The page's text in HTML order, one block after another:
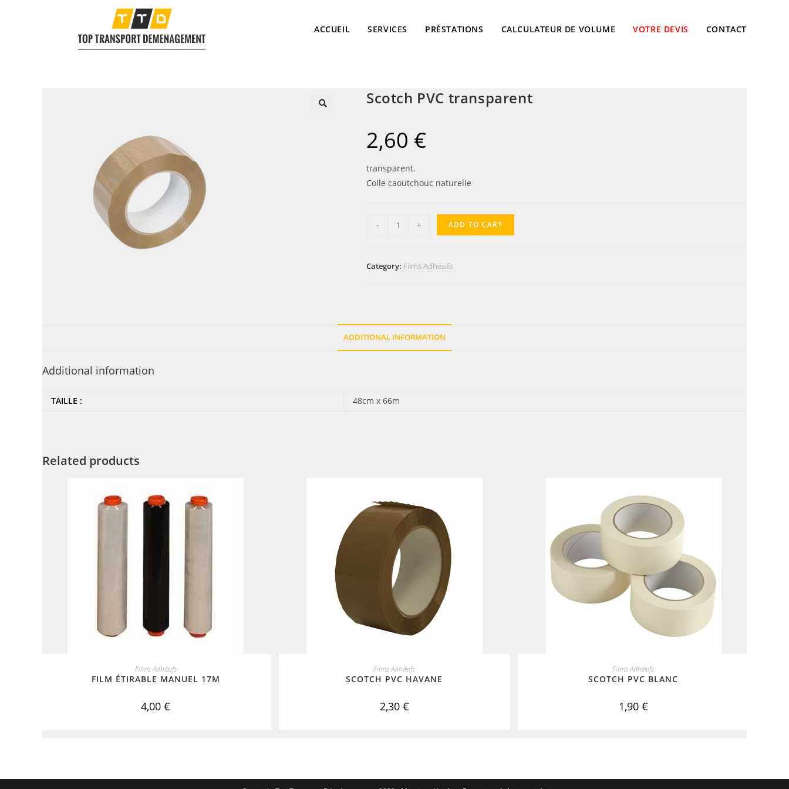
ACCUEIL SERVICES PRÉSTATIONS CALCULATEUR DE VOLUME VOTRE DEVIS CONTACT
Scotch PVC transparent
2,60 €
transparent.
Colle caoutchouc naturelle
- + ADD TO CART
Category: Films Adhésifs
ADDITIONAL INFORMATION
Additional information
TAILLE : 48cm x 66m
Related products
ADD TO CART
Films Adhésifs
FILM ÉTIRABLE MANUEL 17Μ
4,00€
ADD TO CART
Films Adhésifs
SCOTCH PVC HAVANE
2,30 €
ADD TO CART
Films Adhésifs
SCOTCH PVC BLANC
1,90 €